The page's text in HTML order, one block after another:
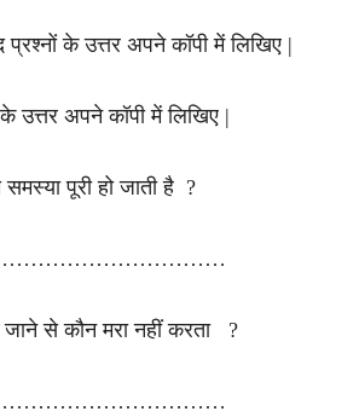
प्रश्नों के उत्तर अपने कॉपी में लिखिए |
के उत्तर अपने कॉपी में लिखिए |
पूरी हो जाती है ?
से कौन मरा नहीं करता ?